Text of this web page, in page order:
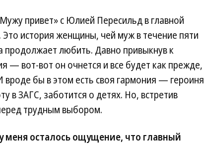
привет» с Юлией Пересильд в главной
история женщины, чей муж в течение пяти
продолжает любить. Давно привыкнув к
— вот-вот он очнется и все будет как прежде,
бы в этом есть своя гармония — героиня
в ЗАГС, заботится о детях. Но, встретив
трудным выбором.
меня осталось ощущение, что главный